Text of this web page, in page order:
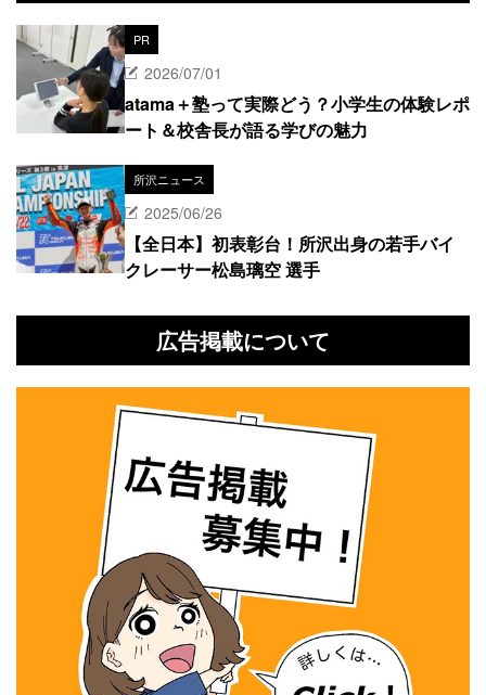
PR
2026/07/01
atama＋塾って実際どう？小学生の体験レポ
ート＆校舎長が語る学びの魅力
所沢ニュース
2025/06/26
【全日本】初表彰台！所沢出身の若手バイ
クレーサー松島璃空 選手
広告掲載について